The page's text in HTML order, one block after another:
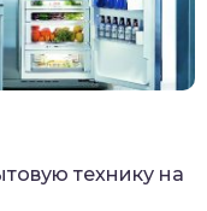
технику на